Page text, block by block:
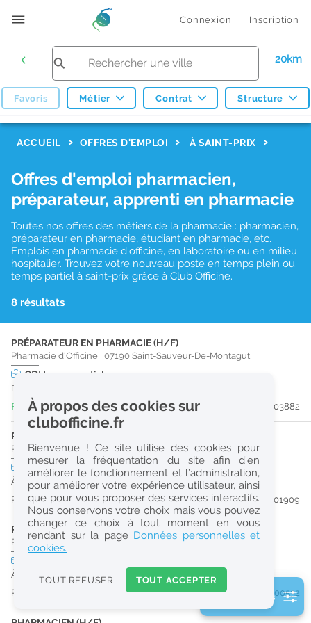
Connexion Inscription
20km
Favoris Métier Contrat Structure
Réinitialiser
2
0
k
Consulter les offres de la France d'outre-mer
ACCUEIL OFFRES D'EMPLOI À SAINT-PRIX
Offres d'emploi pharmacien,
préparateur, apprenti en pharmacie
Toutes nos offres des métiers de la pharmacie : pharmacien,
préparateur en pharmacie, étudiant en pharmacie, etc.
Emplois en pharmacie d'officine, en laboratoire ou en milieu
hospitalier. Trouvez votre nouveau poste en temps plein ou
temps partiel à saint-prix grâce à Club Officine.
8 résultats
PRÉPARATEUR EN PHARMACIE (H/F)
Pharmacie d'Officine 07190 Saint-Sauveur-De-Montagut
CDI temps partiel
Dès que possible
Publiée il y a 6 jour(s)
#203882
PHARMACIEN (H/F)
Pharmacie d'Officine|07320 Saint-Agrève
temps plein
À partir du 22/08/26
Publiée il y a 34 jour(s)
#201909
PHARMACIEN (H/F)
Pharmacie d'Officine 07310 Saint-Martin-De-Valamas
À partir du 31/08/26
Publiée il y a 50 jour(s) #200532
2 filtre(s) actifs
À propos des cookies sur
clubofficine.fr
Bienvenue ! Ce site utilise des cookies pour
mesurer la fréquentation du site afin d’en
améliorer le fonctionnement et l’administration,
pour améliorer votre expérience utilisateur, ainsi
que pour vous proposer des services interactifs.
Nous conservons votre choix mais vous pouvez
changer ce choix à tout moment en vous
rendant sur la page Données personnelles et
cookies.
TOUT REFUSER TOUT ACCEPTER